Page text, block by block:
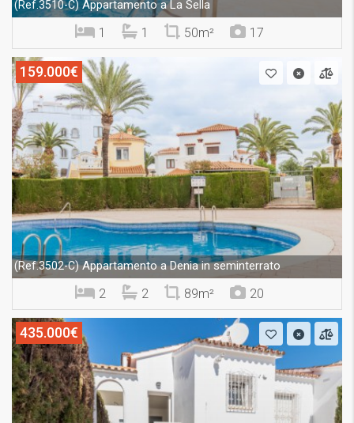
(Ref.3510-C)Appartamento a La Sella
1 1 50m² 17
159.000€
(Ref.3502-C)Appartamento a Denia in seminterrato
2 2 89m² 20
435.000€